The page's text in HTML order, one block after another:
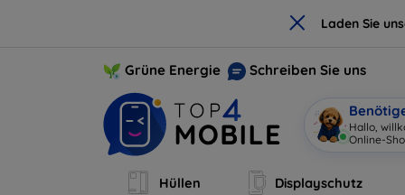
× Laden Sie
Grüne Energie Schreiben Sie uns
Hallo,
Online-
Hüllen Displayschutz